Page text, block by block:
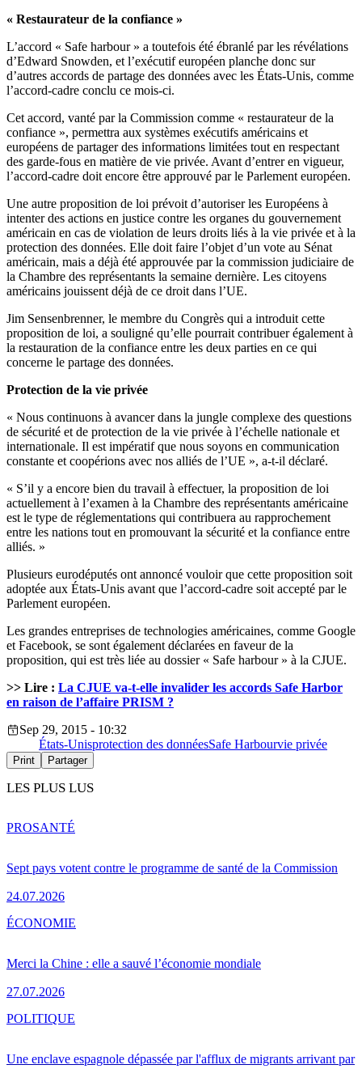
« Restaurateur de la confiance »
L’accord « Safe harbour » a toutefois été ébranlé par les révélations
d’Edward Snowden, et l’exécutif européen planche donc sur
d’autres accords de partage des données avec les États-Unis, comme
l’accord-cadre conclu ce mois-ci.
Cet accord, vanté par la Commission comme « restaurateur de la
confiance », permettra aux systèmes exécutifs américains et
européens de partager des informations limitées tout en respectant
des garde-fous en matière de vie privée. Avant d’entrer en vigueur,
l’accord-cadre doit encore être approuvé par le Parlement européen.
Une autre proposition de loi prévoit d’autoriser les Européens à
intenter des actions en justice contre les organes du gouvernement
américain en cas de violation de leurs droits liés à la vie privée et à la
protection des données. Elle doit faire l’objet d’un vote au Sénat
américain, mais a déjà été approuvée par la commission judiciaire de
la Chambre des représentants la semaine dernière. Les citoyens
américains jouissent déjà de ce droit dans l’UE.
Jim Sensenbrenner, le membre du Congrès qui a introduit cette
proposition de loi, a souligné qu’elle pourrait contribuer également à
la restauration de la confiance entre les deux parties en ce qui
concerne le partage des données.
Protection de la vie privée
« Nous continuons à avancer dans la jungle complexe des questions
de sécurité et de protection de la vie privée à l’échelle nationale et
internationale. Il est impératif que nous soyons en communication
constante et coopérions avec nos alliés de l’UE », a-t-il déclaré.
« S’il y a encore bien du travail à effectuer, la proposition de loi
actuellement à l’examen à la Chambre des représentants américaine
est le type de réglementations qui contribuera au rapprochement
entre les nations tout en promouvant la sécurité et la confiance entre
alliés. »
Plusieurs eurodéputés ont annoncé vouloir que cette proposition soit
adoptée aux États-Unis avant que l’accord-cadre soit accepté par le
Parlement européen.
Les grandes entreprises de technologies américaines, comme Google
et Facebook, se sont également déclarées en faveur de la
proposition, qui est très liée au dossier « Safe harbour » à la CJUE.
>> Lire : La CJUE va-t-elle invalider les accords Safe Harbor
en raison de l’affaire PRISM ?
Sep 29, 2015 - 10:32
États-Unisprotection des donnéesSafe Harbourvie privée
Print Partager
LES PLUS LUS
Sept pays votent contre le programme de santé de la Commission
24.07.2026
PROSANTÉ
Merci la Chine : elle a sauvé l’économie mondiale
27.07.2026
ÉCONOMIE
Une enclave espagnole dépassée par l'afflux de migrants arrivant par
POLITIQUE